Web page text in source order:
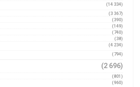
(14 334)
(3 367)
(390)
(149)
(740)
(38)
(4 234)
(794)
(2 696)
(801)
(960)